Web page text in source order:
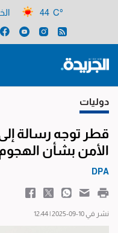
44 C°
دوليات
قطر توجه رسالة
الأمن بشأن الهجوم
DPA
نشر في 10-09-2025 | 12:44